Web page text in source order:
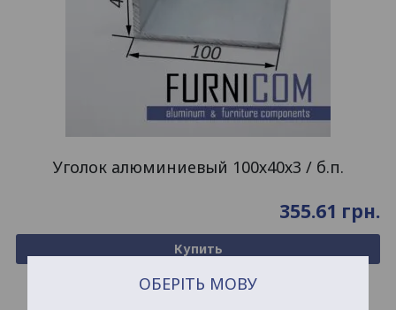
Уголок алюминиевый 100х40х3 / б.п.
355.61 грн.
Купить
ОБЕРІТЬ МОВУ